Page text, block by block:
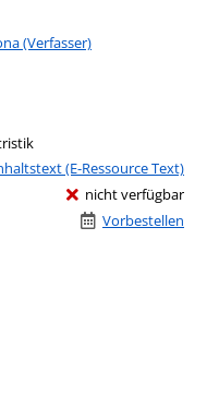
diesem Verfasser
(Verfasser)
einem externen Medieninhalt
(E-Ressource Text)
nicht verfügbar
Vorbestellen